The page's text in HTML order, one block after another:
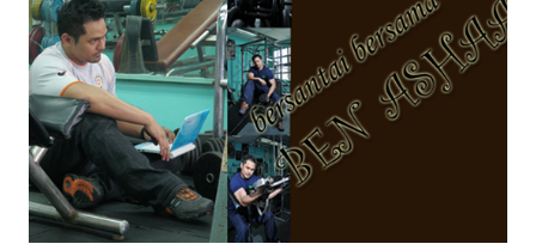
terasa jugak semakin teruk bila abg long dah masuk 2 tahun
kat salah satu tadika swasta ni.. tapi nampaknya kenal huruf
pun tak tau.. pengsan aku bila ingat balik.. aku mula fikir
mungkin sebab abg long sendiri jenis budak yang ada
masalah dyslexia.. tapi minor la.. nanti la aku cerita pasal
dyslexia tu.. lepas tu kami buat keputusan pu...